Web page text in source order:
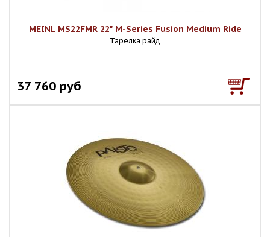
MEINL MS22FMR 22" M-Series Fusion Medium Ride
Тарелка райд
37 760 руб